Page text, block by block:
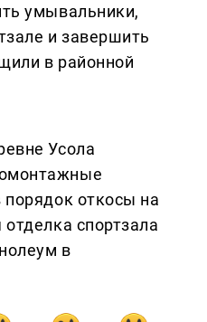
умывальники,
и завершить
в районной
Усола
порядок откосы на
спортзала
в